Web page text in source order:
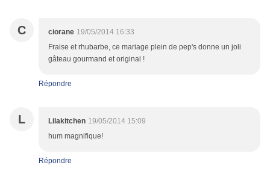
C ciorane 19/05/2014 16:33
Fraise et rhubarbe, ce mariage plein de pep's donne un joli
gâteau gourmand et original !
Répondre
L Lilakitchen 19/05/2014 15:09
hum magnifique!
Répondre